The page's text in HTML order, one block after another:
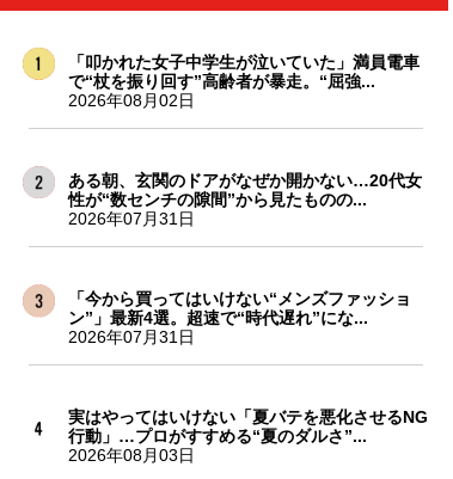
「叩かれた女子中学生が泣いていた」満員電車
で“杖を振り回す”高齢者が暴走。“屈強...
2026年08月02日
ある朝、玄関のドアがなぜか開かない…20代女
性が“数センチの隙間”から見たものの...
2026年07月31日
「今から買ってはいけない“メンズファッショ
ン”」最新4選。超速で“時代遅れ”にな...
2026年07月31日
実はやってはいけない「夏バテを悪化させるNG
行動」…プロがすすめる“夏のダルさ”...
2026年08月03日